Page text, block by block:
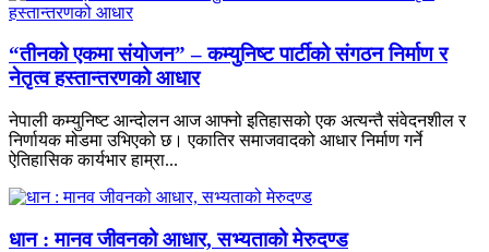
“तीनको एकमा संयोजन” – कम्युनिष्ट पार्टीको संगठन निर्माण र
नेतृत्व हस्तान्तरणको आधार
नेपाली कम्युनिष्ट आन्दोलन आज आफ्नो इतिहासको एक अत्यन्तै संवेदनशील र
निर्णायक मोडमा उभिएको छ। एकातिर समाजवादको आधार निर्माण गर्ने
ऐतिहासिक कार्यभार हाम्रा...
धान : मानव जीवनको आधार, सभ्यताको मेरुदण्ड